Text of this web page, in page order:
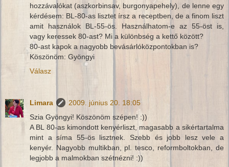
hozzávalókat (aszkorbinsav, burgonyapehely), de lenne egy
kérdésem: BL-80-as lisztet írsz a receptben, de a finom liszt
amit használok BL-55-ös. Használhatom-e az 55-öst is,
vagy keressek 80-ast? Mi a különbség a kettő között?
80-ast kapok a nagyobb bevásárlóközpontokban is?
Köszönöm: Gyöngyi
Válasz
Limara
2009. június 20. 18:05
Szia Gyöngyi! Köszönöm szépen! :))
A BL 80-as kimondott kenyérliszt, magasabb a sikértartalma
mint a síma 55-ös lisztnek. Szebb és jobb lesz vele a
kenyér. Nagyobb multikban, pl. tesco, reformboltokban, de
legjobb a malmokban szétnézni! :))